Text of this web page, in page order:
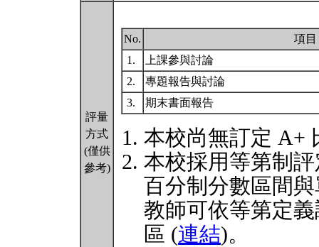
評量
方式
(僅供
參考)
No.
項目
1.
上課參與討論
2.
專題報告與討論
3.
期末書面報告
本校尚無訂定 A+
本校採用等第制
百分制分數區間
教師可依等第定
區 (連結)。